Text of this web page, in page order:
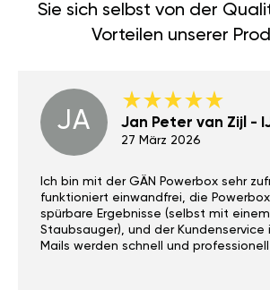
Sie sich selbst von der
Vorteilen unserer
JA Jan Peter van Zijl -
27 März 2026
Ich bin mit der GÄN Powerbox sehr
funktioniert einwandfrei, die
spürbare Ergebnisse (selbst mit
Staubsauger), und der Kundenservice
Mails werden schnell und